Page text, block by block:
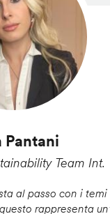
Pantani
Team Int.
al passo con i
rappresenta